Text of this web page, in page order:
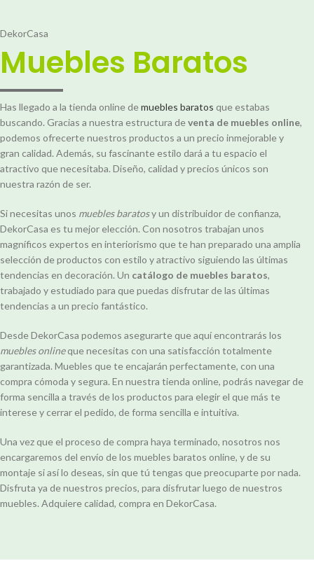
DekorCasa
Muebles Baratos
Has llegado a la tienda online demuebles baratos que estabas
buscando. Gracias a nuestra estructura deventa de muebles online,
podemos ofrecerte nuestros productos a un precio inmejorable y
gran calidad. Además, su fascinante estilo dará a tu espacio el
atractivo que necesitaba. Diseño, calidad y precios únicos son
nuestra razón de ser.
Si necesitas unos muebles baratosy un distribuidor de confianza,
DekorCasa es tu mejor elección. Con nosotros trabajan unos
magníficos expertos en interiorismo que te han preparado una amplia
selección de productos con estilo y atractivo siguiendo las últimas
tendencias en decoración. Un catálogo de muebles baratos,
trabajado y estudiado para que puedas disfrutar de las últimas
tendencias a un precio fantástico.
Desde DekorCasa podemos asegurarte que aquí encontrarás los
muebles onlineque necesitas con una satisfacción totalmente
garantizada. Muebles que te encajarán perfectamente, con una
compra cómoda y segura. En nuestra tienda online, podrás navegar de
forma sencilla a través de los productos para elegir el que más te
interese y cerrar el pedido, de forma sencilla e intuitiva.
Una vez que el proceso de compra haya terminado, nosotros nos
encargaremos del envío de los muebles baratos online, y de su
montaje si así lo deseas, sin que tú tengas que preocuparte por nada.
Disfruta ya de nuestros precios, para disfrutar luego de nuestros
muebles. Adquiere calidad, compra en DekorCasa.